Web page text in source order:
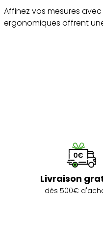
Affinez vos mesures
ergonomiques offrent
Livraison
dès 500€